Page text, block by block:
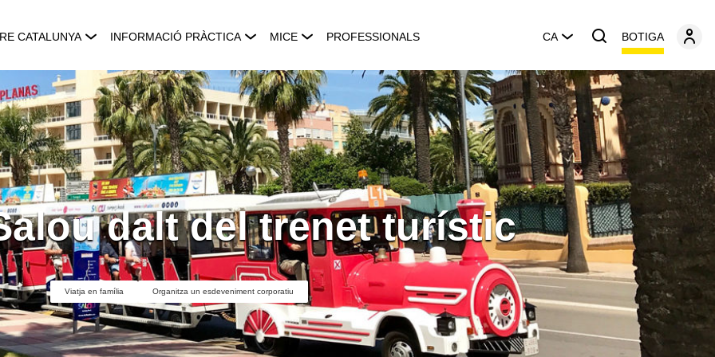
CATALUNYA INFORMACIÓ PRÀCTICA MICE PROFESSIONALS CA BOTIGA
dalt del trenet turístic
Viatja en família Organitza un esdeveniment corporatiu